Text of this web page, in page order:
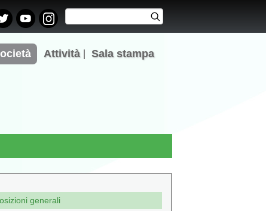
Form di
ricerca
Cerca
Attività Sala stampa
generali